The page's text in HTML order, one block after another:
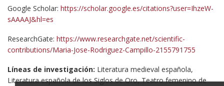
Google Scholar: https://scholar.google.es/citations?user=IhzeW-
sAAAAJ&hl=es
ResearchGate: https://www.researchgate.net/scientific-
contributions/Maria-Jose-Rodriguez-Campillo-2155791755
Líneas de investigación: Literatura medieval española,
Literatura española de los Siglos de Oro, Teatro femenino de